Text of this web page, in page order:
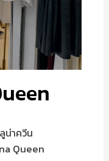
ลูน่าควีน
Queen